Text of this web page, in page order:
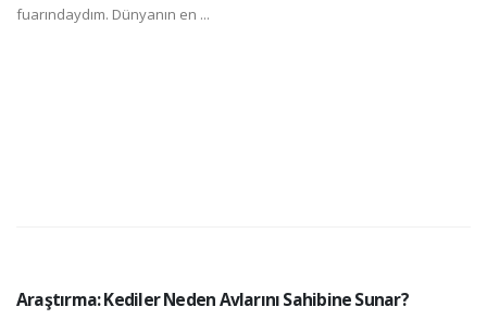
fuarındaydım. Dünyanın en ...
Araştırma: Kediler Neden Avlarını Sahibine Sunar?